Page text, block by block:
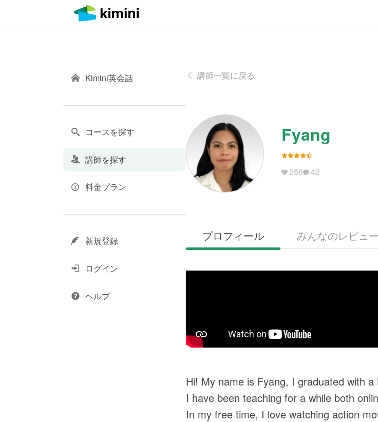
講師一覧に戻る
Fyang
256 42
プロフィール みんなのレビュー
Hi! My name is Fyang, I graduated with
I have been teaching for a while both
In my free time, I love watching action
Kimini英会話
コースを探す
講師を探す
料金プラン
新規登録
ログイン
ヘルプ